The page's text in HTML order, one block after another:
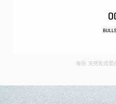
每份: 天然乳清蛋